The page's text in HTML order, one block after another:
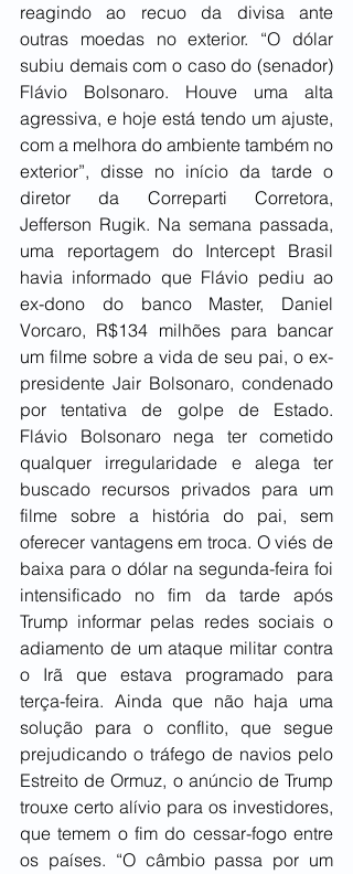
reagindo ao recuo da divisa ante
outras moedas no exterior. “O dólar
subiu demais com o caso do (senador)
Flávio Bolsonaro. Houve uma alta
agressiva, e hoje está tendo um ajuste,
com a melhora do ambiente também no
exterior”, disse no início da tarde o
diretor da Correparti Corretora,
Jefferson Rugik. Na semana passada,
uma reportagem do Intercept Brasil
havia informado que Flávio pediu ao
ex-dono do banco Master, Daniel
Vorcaro, R$134 milhões para bancar
um filme sobre a vida de seu pai, o ex-
presidente Jair Bolsonaro, condenado
por tentativa de golpe de Estado.
Flávio Bolsonaro nega ter cometido
qualquer irregularidade e alega ter
buscado recursos privados para um
filme sobre a história do pai, sem
oferecer vantagens em troca. O viés de
baixa para o dólar na segunda-feira foi
intensificado no fim da tarde após
Trump informar pelas redes sociais o
adiamento de um ataque militar contra
o Irã que estava programado para
terça-feira. Ainda que não haja uma
solução para o conflito, que segue
prejudicando o tráfego de navios pelo
Estreito de Ormuz, o anúncio de Trump
trouxe certo alívio para os investidores,
que temem o fim do cessar-fogo entre
os países. “O câmbio passa por um